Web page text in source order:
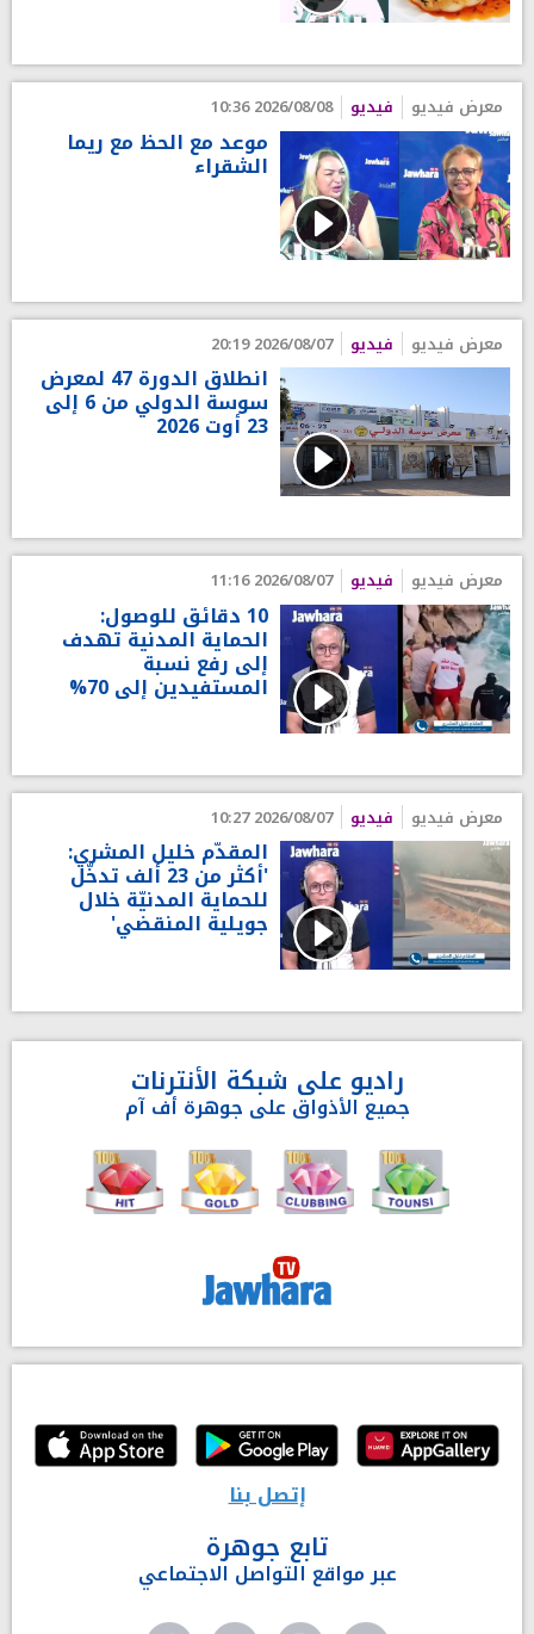
معرض فيديو فيديو 2026/08/08 10:36
موعد مع الحظ مع ريما
الشقراء
معرض فيديو فيديو 2026/08/07 20:19
انطلاق الدورة 47 لمعرض
سوسة الدولي من 6 إلى
23 أوت 2026
معرض فيديو فيديو 2026/08/07 11:16
10 دقائق للوصول:
الحماية المدنية تهدف
إلى رفع نسبة
المستفيدين إلى 70%
معرض فيديو فيديو 2026/08/07 10:27
المقدّم خليل المشري:
'أكثر من 23 ألف تدخّل
للحماية المدنيّة خلال
جويلية المنقضي'
راديو على شبكة الأنترنات
جميع الأذواق على جوهرة أف آم
إتصل بنا
تابع جوهرة
عبر مواقع التواصل الاجتماعي